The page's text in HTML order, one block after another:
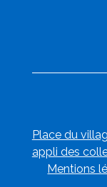
Place du
appli des
Mentions